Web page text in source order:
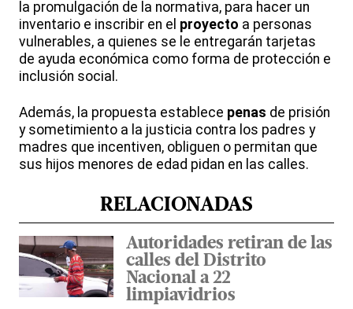
la promulgación de la normativa, para hacer un
inventario e inscribir en el proyecto a personas
vulnerables, a quienes se le entregarán tarjetas
de ayuda económica como forma de protección e
inclusión social.
Además, la propuesta establece penas de prisión
y sometimiento a la justicia contra los padres y
madres que incentiven, obliguen o permitan que
sus hijos menores de edad pidan en las calles.
RELACIONADAS
Autoridades retiran de las
calles del Distrito
Nacional a 22
limpiavidrios